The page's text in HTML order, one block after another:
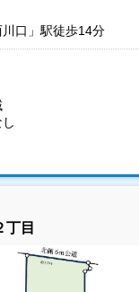
口」駅徒歩14分
丁目